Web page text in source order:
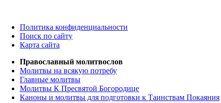
Политика конфиденциальности
Поиск по сайту
Карта сайта
Православный молитвослов
Молитвы на всякую потребу
Главные молитвы
Молитвы К Пресвятой Богородице
Каноны и молитвы для подготовки к Таинствам Покаяния